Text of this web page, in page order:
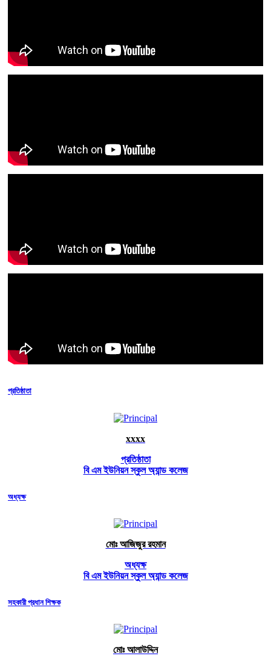
প্রতিষ্ঠাতা
xxxx
প্রতিষ্ঠাতা
বি এম ইউনিয়ন স্কুল অ্যান্ড কলেজ
অধ্যক্ষ
মোঃ আজিজুর রহমান
অধ্যক্ষ
বি এম ইউনিয়ন স্কুল অ্যান্ড কলেজ
সহকারী প্রধান শিক্ষক
মোঃ আলাউদ্দিন